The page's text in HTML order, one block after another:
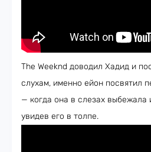
The Weeknd доводил Хадид и
слухам, именно ейон посвятил
— когда она в слезах выбежала
увидев его в толпе.